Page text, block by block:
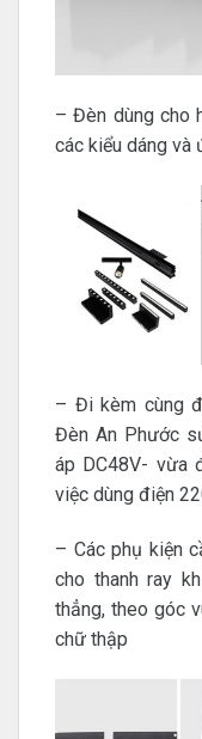
– Đèn dùng cho
các kiểu dáng và
– Đi kèm cùng
Đèn An Phước
áp DC48V- vừa
việc dùng điện
– Các phụ kiện
cho thanh ray
thẳng, theo góc
chữ thập